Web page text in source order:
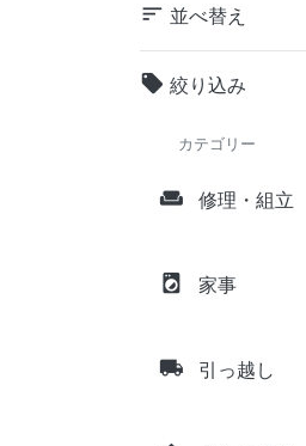
sort 並べ替え
local_offer 絞り込み
カテゴリー
weekend 修理・組立
local_laundry_service 家事
local_shipping 引っ越し